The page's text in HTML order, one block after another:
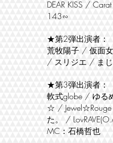
DEAR KISS /
143∽
★第2弾出演者：
荒牧陽子 / 仮面
/ スリジエ / まじ
★第3弾出演者：
軟式globe / ゆる
☆ /
た。 /
MC：石橋哲也